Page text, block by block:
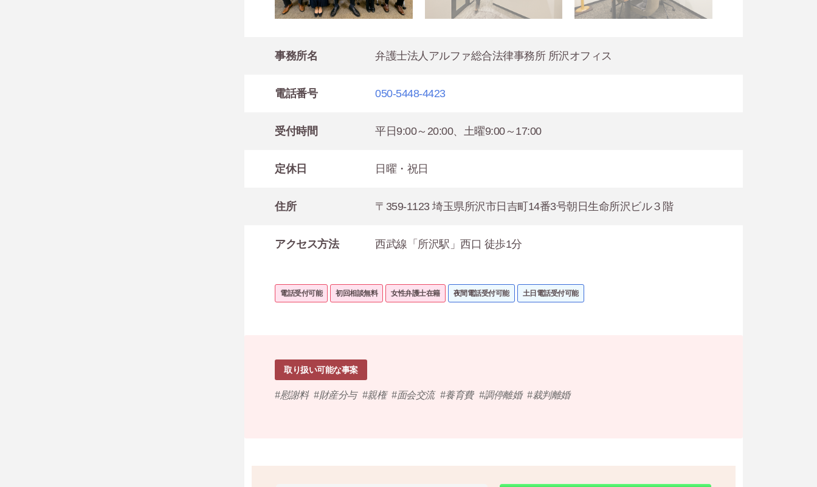
事務所名 弁護士法人アルファ総合法律事務所 所沢オフィス
電話番号 050-5448-4423
受付時間 平日9:00～20:00、土曜9:00～17:00
定休日 日曜・祝日
住所 〒359-1123 埼玉県所沢市日吉町14番3号朝日生命所沢ビル３階
アクセス方法 西武線「所沢駅」西口 徒歩1分
電話受付可能 初回相談無料 女性弁護士在籍 夜間電話受付可能 土日電話受付可能
取り扱い可能な事案
慰謝料 財産分与 親権 面会交流 養育費 調停離婚 裁判離婚